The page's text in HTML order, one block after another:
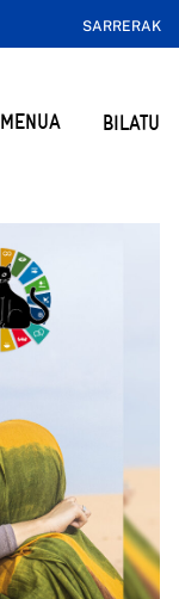
SARRERAK
MENUA BILATU